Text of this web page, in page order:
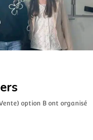
option B ont organisé